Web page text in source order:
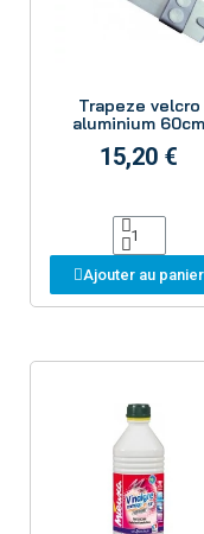
Trapeze velcro
aluminium 60cm
15,20 €
Ajouter au panier